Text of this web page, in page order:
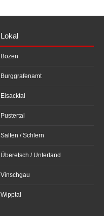
Lokal
Bozen
Burggrafenamt
Eisacktal
Pustertal
Salten / Schlern
Überetsch / Unterland
Vinschgau
Wipptal